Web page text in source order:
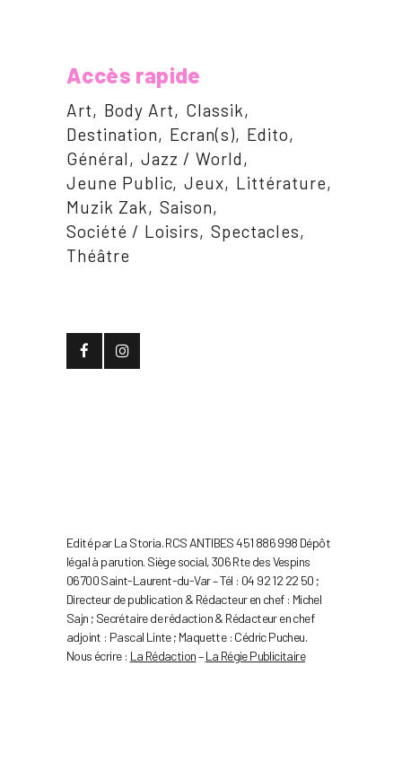
Accès rapide
Art Body Art
Classik
Destination
Ecran(s)
Edito
Général
Jazz / World
Jeune Public Jeux
Littérature
Muzik Zak
Saison
Société / Loisirs
Spectacles
Théâtre
Edité par La Storia. RCS ANTIBES 451 886 998 Dépôt
légal à parution. Siège social, 306 Rte des Vespins
06700 Saint-Laurent-du-Var – Tél : 04 92 12 22 50 ;
Directeur de publication & Rédacteur en chef : Michel
Sajn ; Secrétaire de rédaction & Rédacteur en chef
adjoint : Pascal Linte ; Maquette : Cédric Pucheu.
Nous écrire : La Rédaction–La Régie Publicitaire